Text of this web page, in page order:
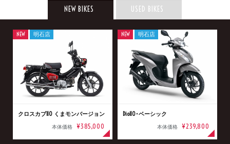
NEW BIKES USED BIKES
クロスカブ110 くまモンバージョン
本体価格 ¥385,000
NEW 明石店
Dio110･ベーシック
本体価格 ¥239,800
NEW 明石店